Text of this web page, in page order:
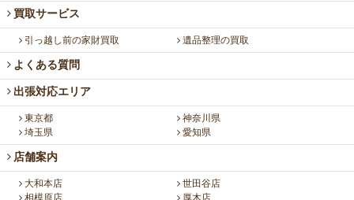
買取サービス
引っ越し前の家財買取 遺品整理の買取
よくある質問
出張対応エリア
東京都
神奈川県
埼玉県
愛知県
店舗案内
大和本店
世田谷店
相模原店
厚木店